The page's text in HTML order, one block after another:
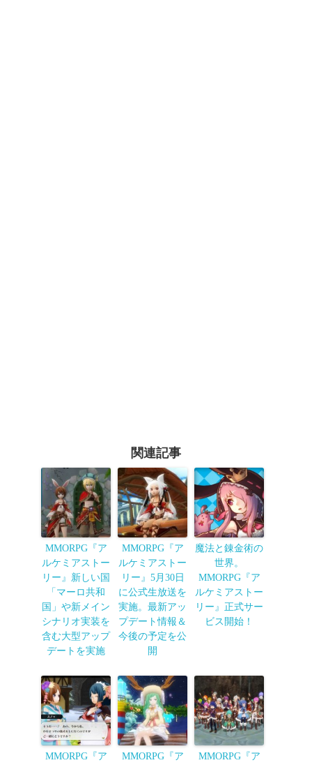
関連記事
MMORPG『ア
ルケミアストー
リー』新しい国
「マーロ共和
国」や新メイン
シナリオ実装を
含む大型アップ
デートを実施
MMORPG『ア
ルケミアストー
リー』5月30日
に公式生放送を
実施。最新アッ
プデート情報＆
今後の予定を公
開
魔法と錬金術の
世界。
MMORPG『ア
ルケミアストー
リー』正式サー
ビス開始！
MMORPG『ア
MMORPG『ア
MMORPG『ア